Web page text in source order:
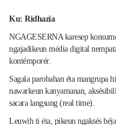
Ku: Ridhazia
NGAGESERNA karesep
ngajadikeun média digital
kontémporér.
Sagala parobahan éta mangrupa
nawarkeun kanyamanan,
sacara langsung (real time).
Leuwih ti éta, pikeun ngaksés